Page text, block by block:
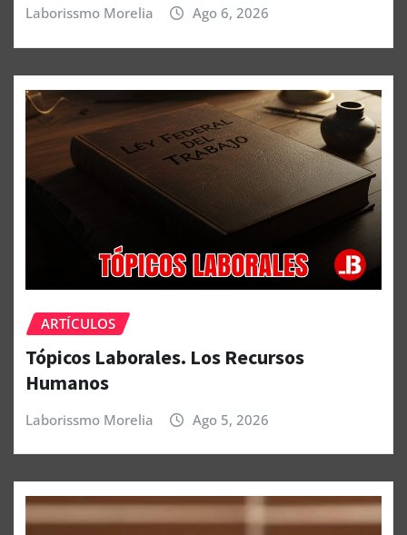
Laborissmo Morelia Ago 6, 2026
ARTÍCULOS
Tópicos Laborales. Los Recursos
Humanos
Laborissmo Morelia Ago 5, 2026